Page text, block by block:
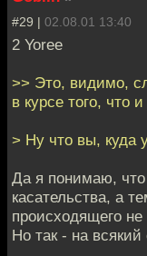
#29 | 02.08.01 13:40
2 Yoree
>> Это, видимо,
в курсе того, что и
> Ну что вы, куда
Да я понимаю, что
касательства, а
происходящего
Но так - на